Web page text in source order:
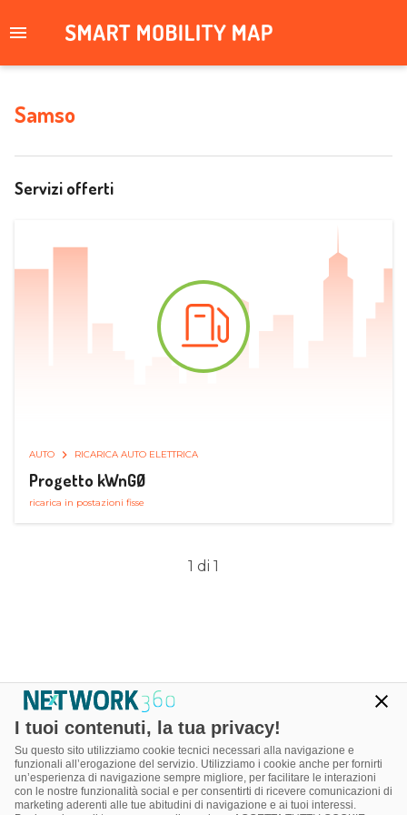
Samso
Servizi offerti
AUTO RICARICA AUTO ELETTRICA
Progetto kWnGØ
ricarica in postazioni fisse
1 di 1
I tuoi contenuti, la tua privacy!
Su questo sito utilizziamo cookie tecnici necessari alla navigazione e
funzionali all’erogazione del servizio. Utilizziamo i cookie anche per fornirti
un’esperienza di navigazione sempre migliore, per facilitare le interazioni
con le nostre funzionalità social e per consentirti di ricevere comunicazioni di
marketing aderenti alle tue abitudini di navigazione e ai tuoi interessi.